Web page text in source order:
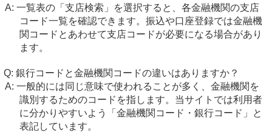
一覧表の「支店検索」を選択すると、各金融機関の支店
コード一覧を確認できます。振込や口座登録では金融機
関コードとあわせて支店コードが必要になる場合があり
ます。
銀行コードと金融機関コードの違いはありますか？
一般的には同じ意味で使われることが多く、金融機関を
識別するためのコードを指します。当サイトでは利用者
に分かりやすいよう「金融機関コード・銀行コード」と
表記しています。